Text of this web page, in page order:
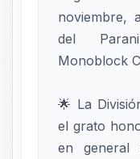
noviembre,
del
Monoblock
🌟 La
el grato
en